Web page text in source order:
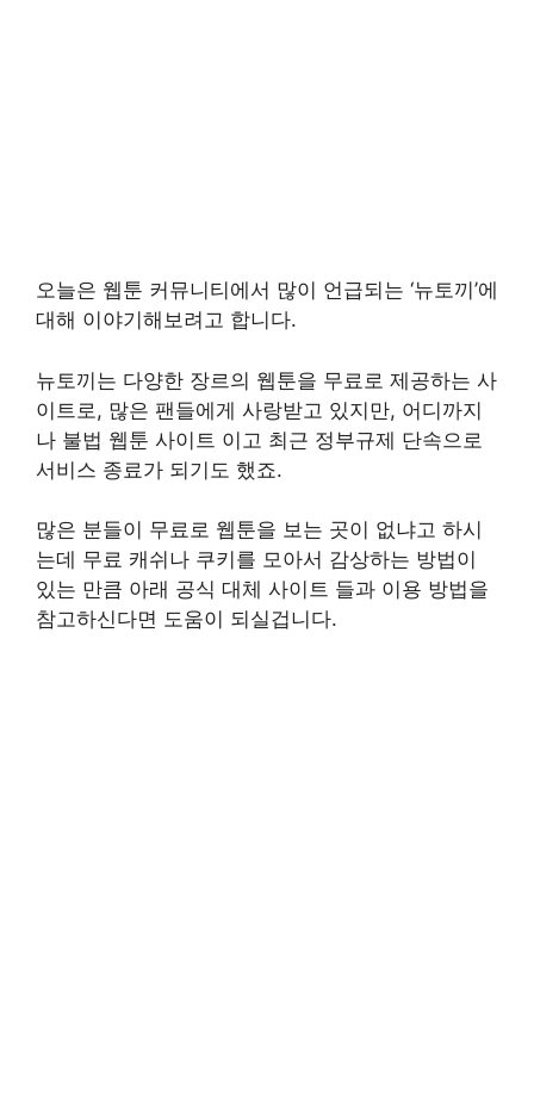
오늘은 웹툰 커뮤니티에서 많이 언급되는 ‘뉴토끼’에
대해 이야기해보려고 합니다.
뉴토끼는 다양한 장르의 웹툰을 무료로 제공하는 사
이트로, 많은 팬들에게 사랑받고 있지만, 어디까지
나 불법 웹툰 사이트 이고 최근 정부규제 단속으로
서비스 종료가 되기도 했죠.
많은 분들이 무료로 웹툰을 보는 곳이 없냐고 하시
는데 무료 캐쉬나 쿠키를 모아서 감상하는 방법이
있는 만큼 아래 공식 대체 사이트 들과 이용 방법을
참고하신다면 도움이 되실겁니다.